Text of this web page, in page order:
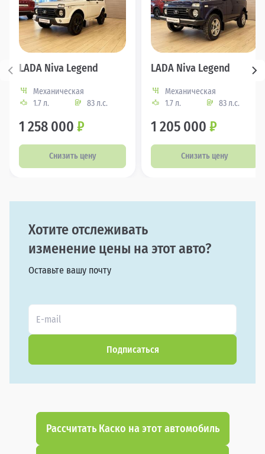
LADA Niva Legend
Механическая
1.7 л.
83 л.с.
1 258 000 ₽
Снизить цену
LADA Niva Legend
Механическая
1.7 л.
83 л.с.
1 205 000 ₽
Снизить цену
Хотите отслеживать
изменение цены на этот авто?
Оставьте вашу почту
Подписаться
Рассчитать Каско на этот автомобиль